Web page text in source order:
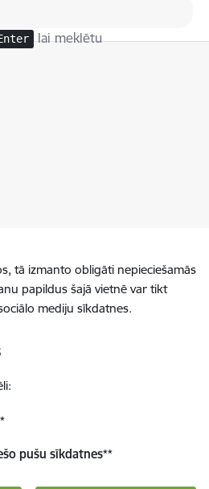
lai meklētu
tā izmanto obligāti nepieciešamās
papildus šajā vietnē var tikt
mediju sīkdatnes.
*
pušu sīkdatnes**